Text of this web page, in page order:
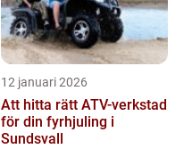
12 januari 2026
Att hitta rätt ATV-verkstad
för din fyrhjuling i
Sundsvall